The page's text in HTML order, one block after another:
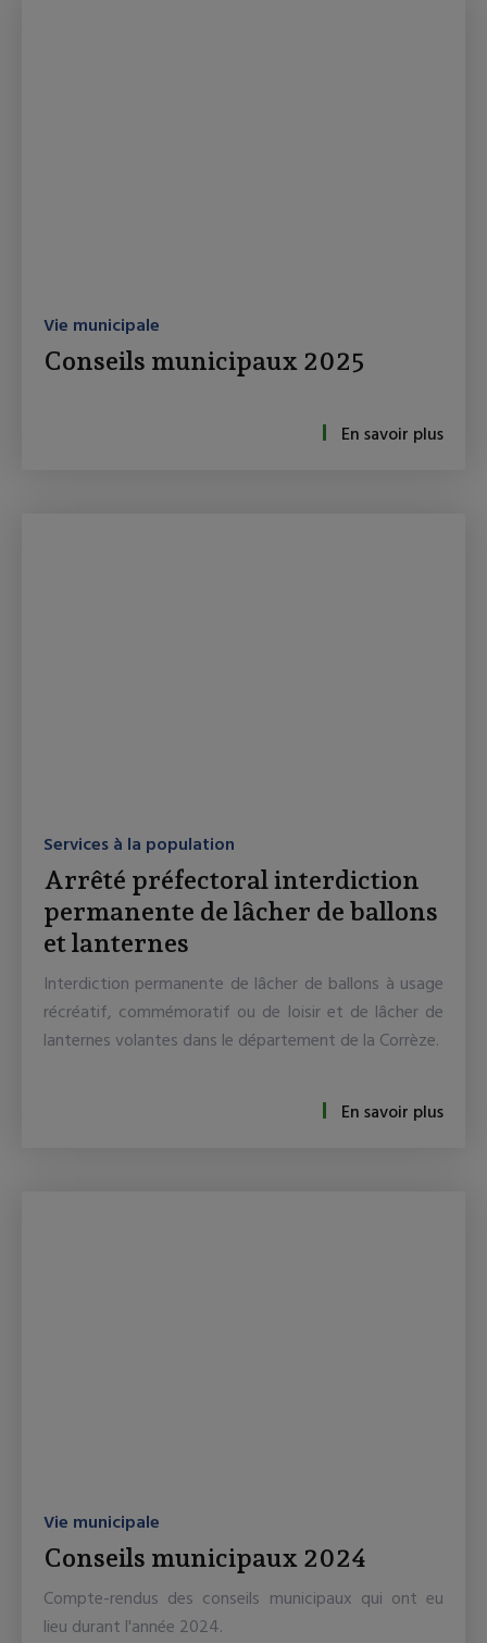
Vie municipale
Conseils municipaux 2025
En savoir plus
Services à la population
Arrêté préfectoral interdiction
permanente de lâcher de ballons
et lanternes
Interdiction permanente de lâcher de ballons à usage
récréatif, commémoratif ou de loisir et de lâcher de
lanternes volantes dans le département de la Corrèze.
En savoir plus
Vie municipale
Conseils municipaux 2024
Compte-rendus des conseils municipaux qui ont eu
lieu durant l'année 2024.